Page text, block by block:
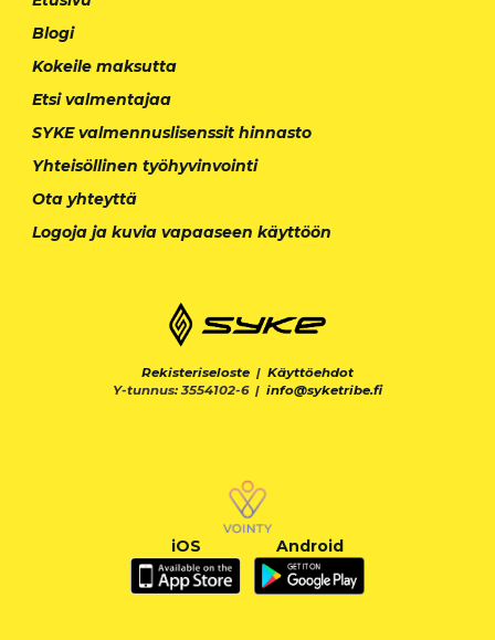
Blogi
Kokeile maksutta
Etsi valmentajaa
SYKE valmennuslisenssit hinnasto
Yhteisöllinen työhyvinvointi
Ota yhteyttä
Logoja ja kuvia vapaaseen käyttöön
Rekisteriseloste | Käyttöehdot
Y-tunnus: 3554102-6 | info@syketribe.fi
iOS Android